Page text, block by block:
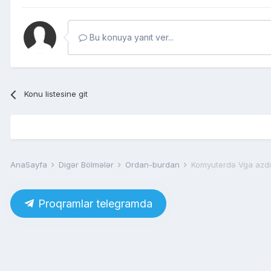
Bu konuya yanıt ver...
Konu listesine git
AnaSayfa Digər Bölmələr Ordan-burdan Komyuterdə Vga
Proqramlar telegramda